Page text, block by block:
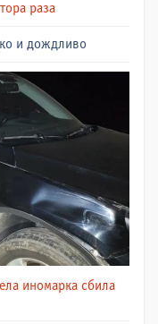
раза
и дождливо
иномарка сбила